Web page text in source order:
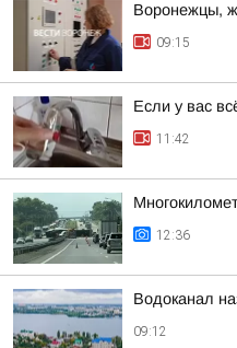
Воронежцы,
09:15
Если у вас
11:42
12:36
Водоканал
09:12